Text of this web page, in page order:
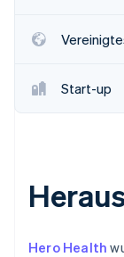
Start-up
Hero Health